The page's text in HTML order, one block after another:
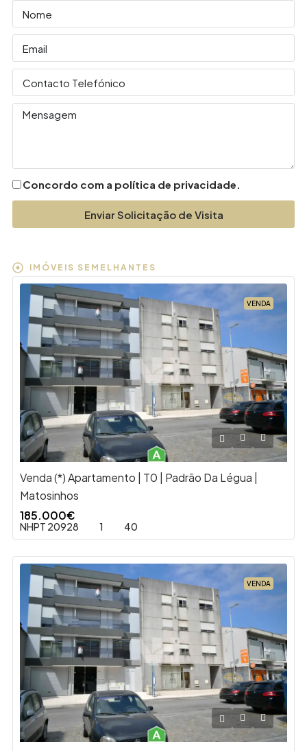
Concordo com a política de privacidade.
Enviar Solicitação de Visita
IMÓVEIS SEMELHANTES
VENDA
Venda (*) Apartamento | T0 | Padrão Da Légua |
Matosinhos
185.000€
NHPT 20928 1 40
VENDA